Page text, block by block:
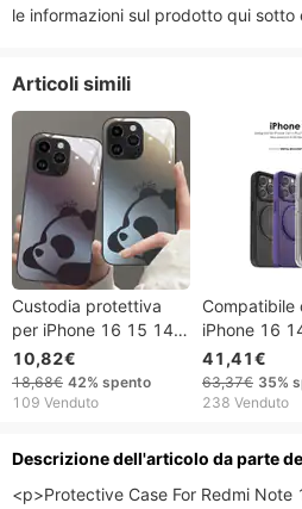
le informazioni sul prodotto qui sotto
Articoli simili
Custodia protettiva
per iPhone 16 15 14
13 12 11 Pro Promax
Plus Viola Scuro Panda
16PROMAX Custodia
Creativa 14 Dumb 13
Custodia rigida
10,82€
18,68€ 42% spento
109 Venduto
Compatibile
iPhone 16
custodia con
magnetico
360° opaca.
41,41€
63,37€ 35%
238 Venduto
Descrizione dell'articolo da parte
<p>Protective Case For Redmi Note